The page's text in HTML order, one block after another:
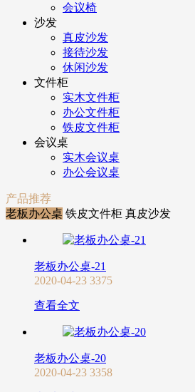
会议椅
沙发
真皮沙发
接待沙发
休闲沙发
文件柜
实木文件柜
办公文件柜
铁皮文件柜
会议桌
实木会议桌
办公会议桌
产品推荐
老板办公桌 铁皮文件柜 真皮沙发
老板办公桌-21
2020-04-23 3375
查看全文
老板办公桌-20
2020-04-23 3358